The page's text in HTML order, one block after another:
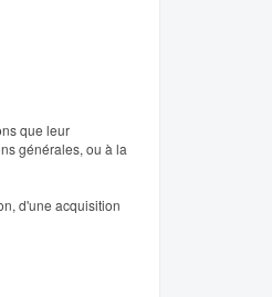
que leur
générales, ou à la
d'une acquisition